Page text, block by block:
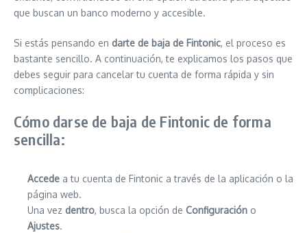
que buscan un banco moderno y accesible.
Si estás pensando en darte de baja de Fintonic, el proceso es
bastante sencillo. A continuación, te explicamos los pasos que
debes seguir para cancelar tu cuenta de forma rápida y sin
complicaciones:
Cómo darse de baja de Fintonic de forma
sencilla:
Accede a tu cuenta de Fintonic a través de la aplicación o la
página web.
Una vez dentro, busca la opción de Configuración o
Ajustes.